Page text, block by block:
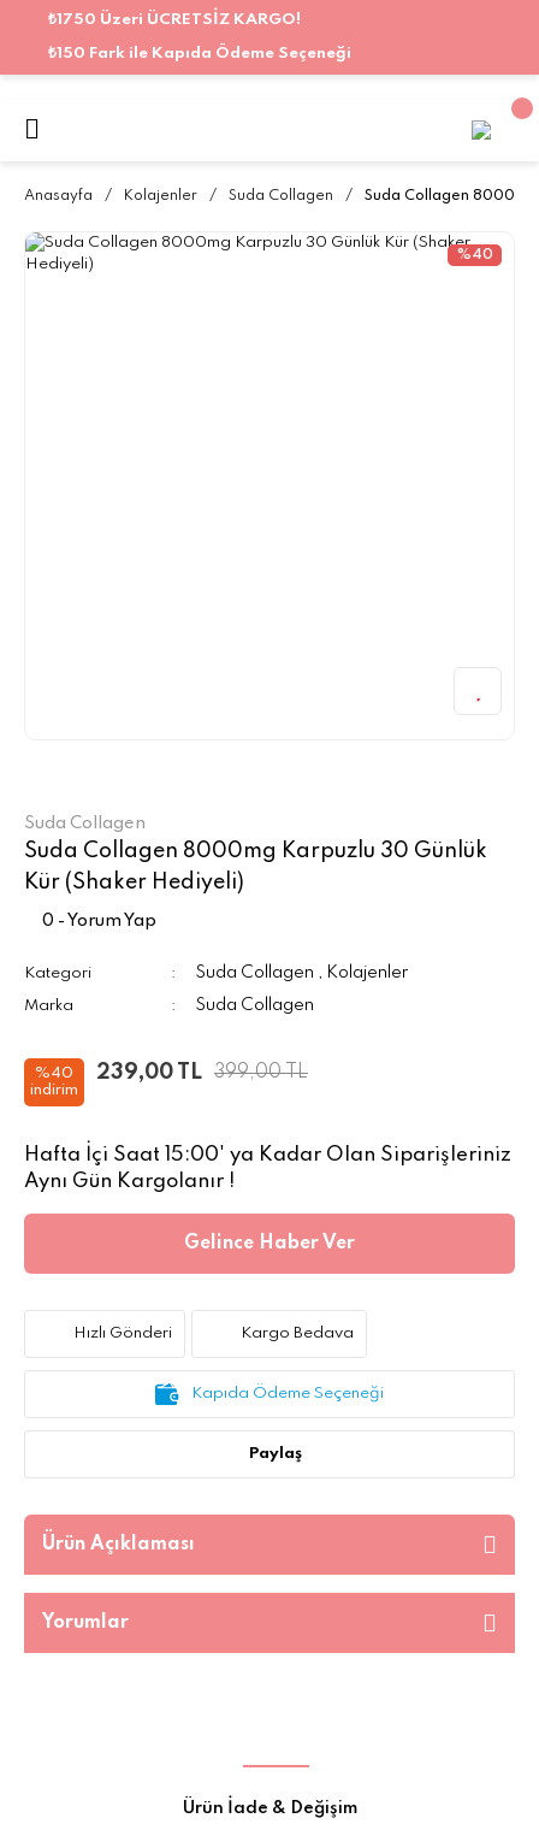
₺1750 Üzeri ÜCRETSİZ KARGO!
₺150 Fark ile Kapıda Ödeme Seçeneği
Anasayfa Kolajenler Suda Collagen Suda Collagen
%40
Suda Collagen
Suda Collagen 8000mg Karpuzlu 30 Günlük
Kür (Shaker Hediyeli)
0 - Yorum Yap
Kategori Suda Collagen , Kolajenler
Marka Suda Collagen
%40
indirim
239,00 TL 399,00 TL
Hafta İçi Saat 15:00' ya Kadar Olan Siparişleriniz
Aynı Gün Kargolanır !
Gelince Haber Ver
Hızlı Gönderi Kargo Bedava
Kapıda Ödeme Seçeneği
Paylaş
Ürün Açıklaması
Yorumlar
Ürün İade & Değişim